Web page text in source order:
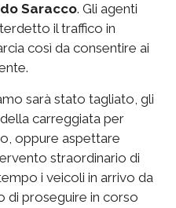
Saracco. Gli agenti
il traffico in
così da consentire ai
sarà stato tagliato, gli
carreggiata per
oppure aspettare
straordinario di
i veicoli in arrivo da
di proseguire in corso